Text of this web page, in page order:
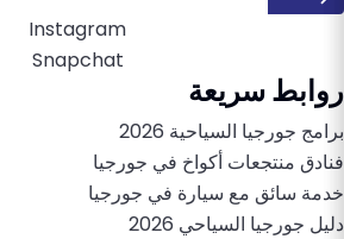
Instagram
Snapchat
روابط سريعة
برامج جورجيا السياحية 2026
فنادق منتجعات أكواخ في جورجيا
خدمة سائق مع سيارة في جورجيا
دليل جورجيا السياحي 2026